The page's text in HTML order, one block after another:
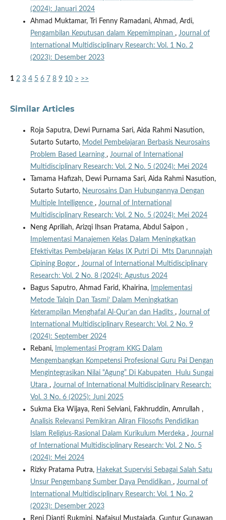
(2024): Januari 2024
Ahmad Muktamar, Tri Fenny Ramadani, Ahmad, Ardi,
Pengambilan Keputusan dalam Kepemimpinan , Journal of
International Multidisciplinary Research: Vol. 1 No. 2
(2023): Desember 2023
1 2 3 4 5 6 7 8 9 10 > >>
Similar Articles
Roja Saputra, Dewi Purnama Sari, Aida Rahmi Nasution,
Sutarto Sutarto, Model Pembelajaran Berbasis Neurosains
Problem Based Learning , Journal of International
Multidisciplinary Research: Vol. 2 No. 5 (2024): Mei 2024
Tamama Hafizah, Dewi Purnama Sari, Aida Rahmi Nasution,
Sutarto Sutarto, Neurosains Dan Hubungannya Dengan
Multiple Intelligence , Journal of International
Multidisciplinary Research: Vol. 2 No. 5 (2024): Mei 2024
Neng Apriliah, Arizqi Ihsan Pratama, Abdul Saipon ,
Implementasi Manajemen Kelas Dalam Meningkatkan
Efektivitas Pembelajaran Kelas IX Putri Di Mts Darunnajah
Cipining Bogor , Journal of International Multidisciplinary
Research: Vol. 2 No. 8 (2024): Agustus 2024
Bagus Saputro, Ahmad Farid, Khairina,
Implementasi
Metode Talqin Dan Tasmi’ Dalam Meningkatkan
Keterampilan Menghafal Al-Qur’an dan Hadits , Journal of
International Multidisciplinary Research: Vol. 2 No. 9
(2024): September 2024
Rebani,
Implementasi Program KKG Dalam
Mengembangkan Kompetensi Profesional Guru Pai Dengan
Mengintegrasikan Nilai “Agung” Di Kabupaten Hulu Sungai
Utara , Journal of International Multidisciplinary Research:
Vol. 3 No. 6 (2025): Juni 2025
Sukma Eka Wijaya, Reni Selviani, Fakhruddin, Amrullah ,
Analisis Relevansi Pemikiran Aliran Filosofis Pendidikan
Islam Religius-Rasional Dalam Kurikulum Merdeka , Journal
of International Multidisciplinary Research: Vol. 2 No. 5
(2024): Mei 2024
Rizky Pratama Putra, Hakekat Supervisi Sebagai Salah Satu
Unsur Pengembang Sumber Daya Pendidikan , Journal of
International Multidisciplinary Research: Vol. 1 No. 2
(2023): Desember 2023